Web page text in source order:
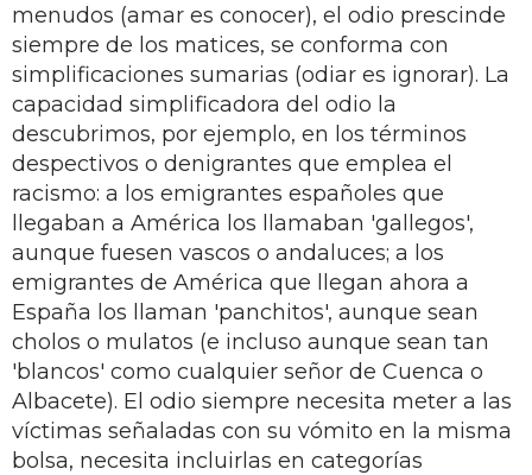
menudos (amar es conocer), el odio prescinde
siempre de los matices, se conforma con
simplificaciones sumarias (odiar es ignorar). La
capacidad simplificadora del odio la
descubrimos, por ejemplo, en los términos
despectivos o denigrantes que emplea el
racismo: a los emigrantes españoles que
llegaban a América los llamaban 'gallegos',
aunque fuesen vascos o andaluces; a los
emigrantes de América que llegan ahora a
España los llaman 'panchitos', aunque sean
cholos o mulatos (e incluso aunque sean tan
'blancos' como cualquier señor de Cuenca o
Albacete). El odio siempre necesita meter a las
víctimas señaladas con su vómito en la misma
bolsa, necesita incluirlas en categorías